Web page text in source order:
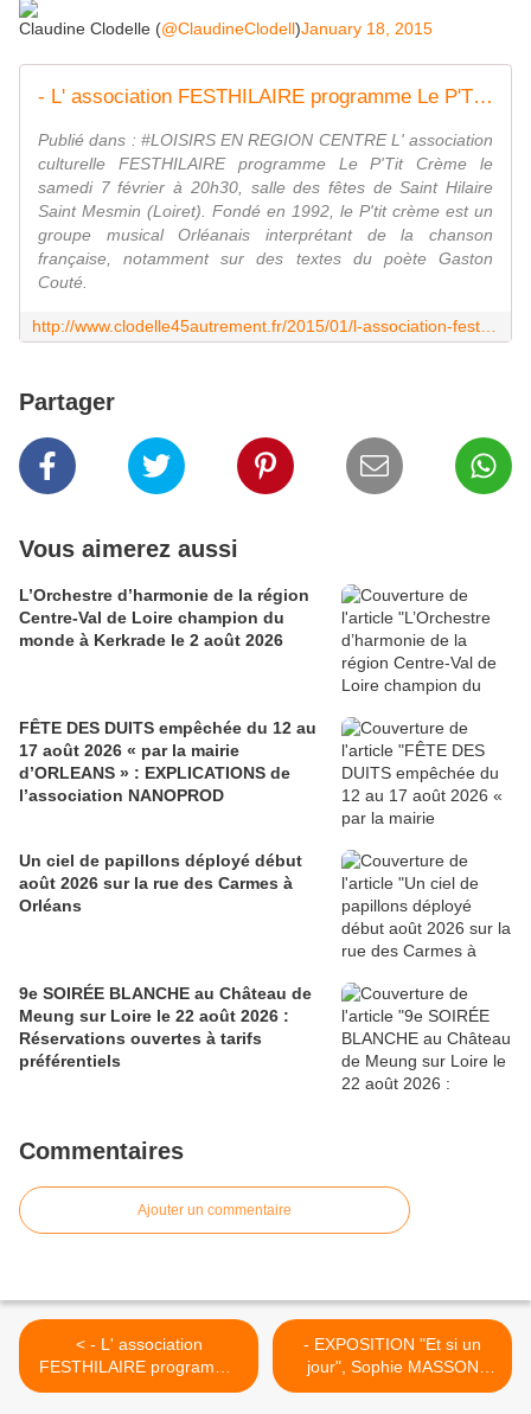
Claudine Clodelle (@ClaudineClodell)January 18, 2015
- L' association FESTHILAIRE programme Le P'TIT CREME samedi 7 février 2015 Saint Hilaire Saint Mesmin - VIVRE AUTREMENT VOS LOISIRS avec Clodelle
Publié dans : #LOISIRS EN REGION CENTRE L' association
culturelle FESTHILAIRE programme Le P'Tit Crème le
samedi 7 février à 20h30, salle des fêtes de Saint Hilaire
Saint Mesmin (Loiret). Fondé en 1992, le P'tit crème est un
groupe musical Orléanais interprétant de la chanson
française, notamment sur des textes du poète Gaston
Couté.
Partager
Vous aimerez aussi
L’Orchestre d’harmonie de la région
Centre-Val de Loire champion du
monde à Kerkrade le 2 août 2026
FÊTE DES DUITS empêchée du 12 au
17 août 2026 « par la mairie
d’ORLEANS » : EXPLICATIONS de
l’association NANOPROD
Un ciel de papillons déployé début
août 2026 sur la rue des Carmes à
Orléans
9e SOIRÉE BLANCHE au Château de
Meung sur Loire le 22 août 2026 :
Réservations ouvertes à tarifs
préférentiels
Commentaires
Ajouter un commentaire
< - L' association
FESTHILAIRE programme
Le P’TIT CREME samedi 7
- EXPOSITION "Et si un
jour", Sophie MASSON
Galerie du Château de